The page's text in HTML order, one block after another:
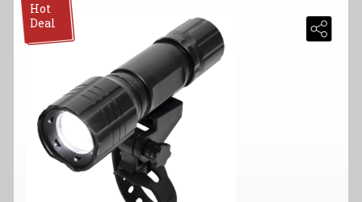
Hot
Deal